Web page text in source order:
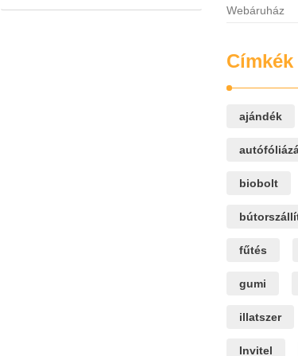
csak szép, de tartós is legyen. A festési
Webáruház
Címkék
ajándék
biobolt
fűtés
gumi
illatszer
Invitel